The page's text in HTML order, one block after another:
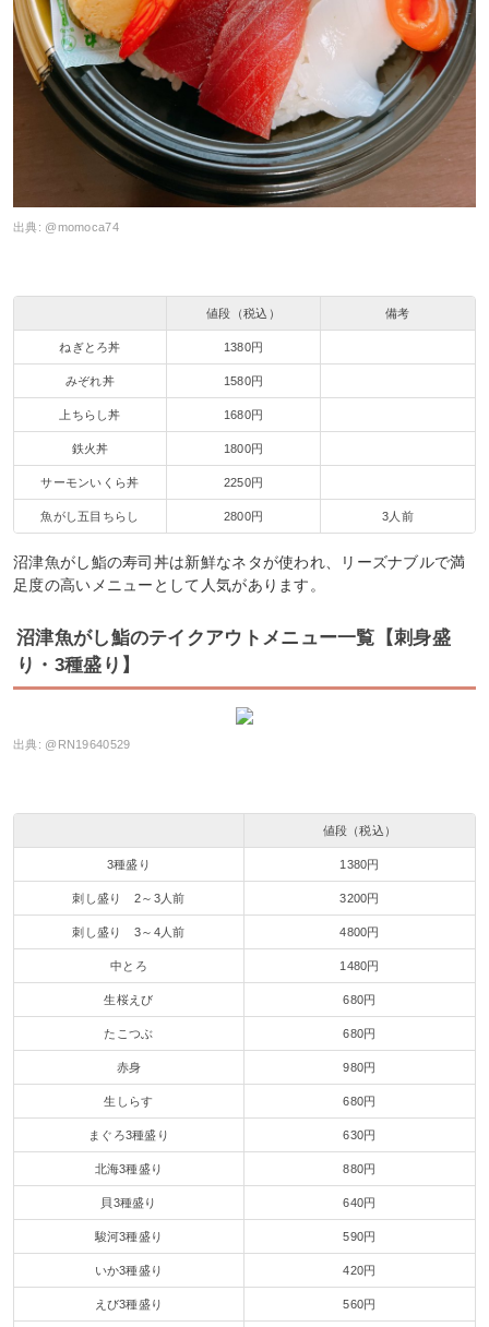
出典: @momoca74
値段（税込） 備考
ねぎとろ丼 1380円
みぞれ丼 1580円
上ちらし丼 1680円
鉄火丼 1800円
サーモンいくら丼 2250円
魚がし五目ちらし 2800円 3人前
沼津魚がし鮨の寿司丼は新鮮なネタが使われ、リーズナブルで満
足度の高いメニューとして人気があります。
沼津魚がし鮨のテイクアウトメニュー一覧【刺身盛
り・3種盛り】
出典: @RN19640529
値段（税込）
3種盛り 1380円
刺し盛り 2～3人前 3200円
刺し盛り 3～4人前 4800円
中とろ 1480円
生桜えび 680円
たこつぶ 680円
赤身 980円
生しらす 680円
まぐろ3種盛り 630円
北海3種盛り 880円
貝3種盛り 640円
駿河3種盛り 590円
いか3種盛り 420円
えび3種盛り 560円